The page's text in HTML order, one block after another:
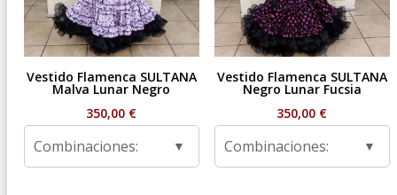
Vestido Flamenca SULTANA
Malva Lunar Negro
350,00 €
Combinaciones:
Vestido Flamenca SULTANA
Negro Lunar Fucsia
350,00 €
Combinaciones: